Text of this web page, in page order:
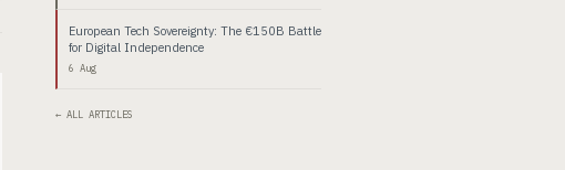
European Tech Sovereignty: The €150B Battle
for Digital Independence
6 Aug
← ALL ARTICLES